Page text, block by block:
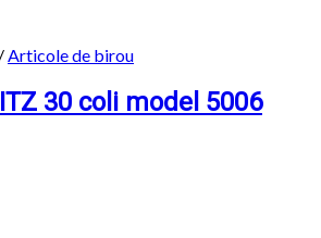
/Articole de birou
30 coli model 5006